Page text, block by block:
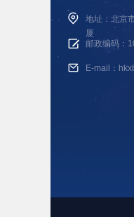
地址：北京
厦
邮政编码：
E-mail：